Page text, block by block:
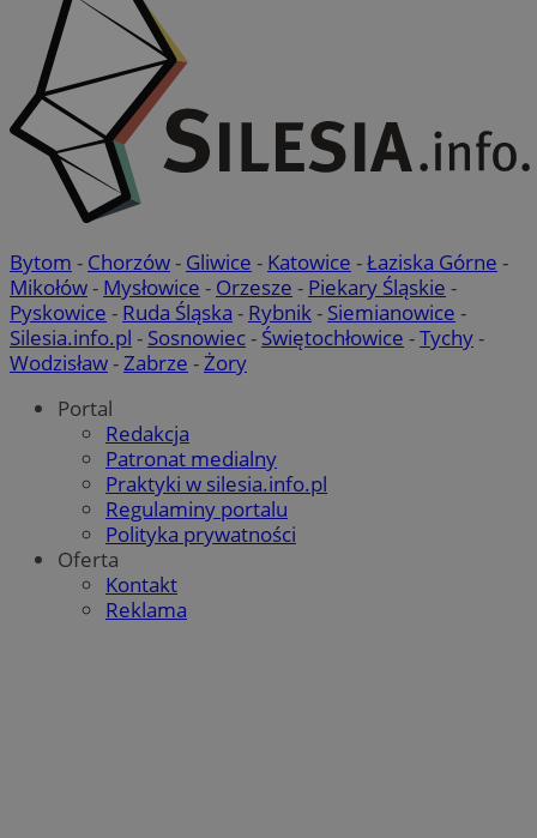
Bytom - Chorzów- Gliwice - Katowice -Łaziska Górne -
Mikołów- Mysłowice - Orzesze - Piekary Śląskie -
Pyskowice - Ruda Śląska - Rybnik- Siemianowice -
Silesia.info.pl - Sosnowiec- Świętochłowice -Tychy-
Wodzisław-Zabrze -Żory
Portal
Redakcja
Patronat medialny
Praktyki w silesia.info.pl
Regulaminy portalu
Polityka prywatności
Oferta
Kontakt
Reklama